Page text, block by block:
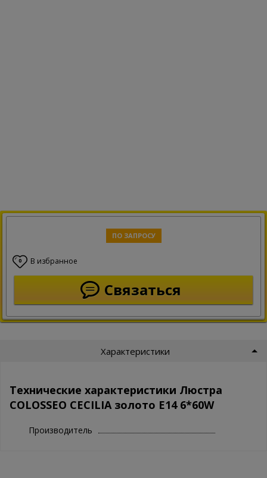
ПО ЗАПРОСУ
0 В избранное
Связаться
Характеристики
Технические характеристики Люстра
COLOSSEO CECILIA золото E14 6*60W
Производитель